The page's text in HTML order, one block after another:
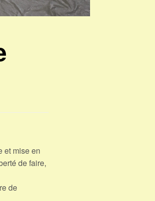
et mise en
de faire,
de